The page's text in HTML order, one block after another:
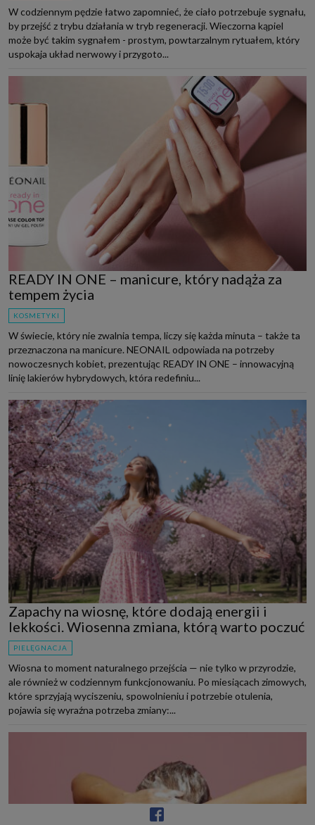
W codziennym pędzie łatwo zapomnieć, że ciało potrzebuje sygnału,
by przejść z trybu działania w tryb regeneracji. Wieczorna kąpiel
może być takim sygnałem - prostym, powtarzalnym rytuałem, który
uspokaja układ nerwowy i przygoto...
READY IN ONE – manicure, który nadąża za
tempem życia
KOSMETYKI
W świecie, który nie zwalnia tempa, liczy się każda minuta – także ta
przeznaczona na manicure. NEONAIL odpowiada na potrzeby
nowoczesnych kobiet, prezentując READY IN ONE – innowacyjną
linię lakierów hybrydowych, która redefiniu...
Zapachy na wiosnę, które dodają energii i
lekkości. Wiosenna zmiana, którą warto poczuć
PIELĘGNACJA
Wiosna to moment naturalnego przejścia — nie tylko w przyrodzie,
ale również w codziennym funkcjonowaniu. Po miesiącach zimowych,
które sprzyjają wyciszeniu, spowolnieniu i potrzebie otulenia,
pojawia się wyraźna potrzeba zmiany:...